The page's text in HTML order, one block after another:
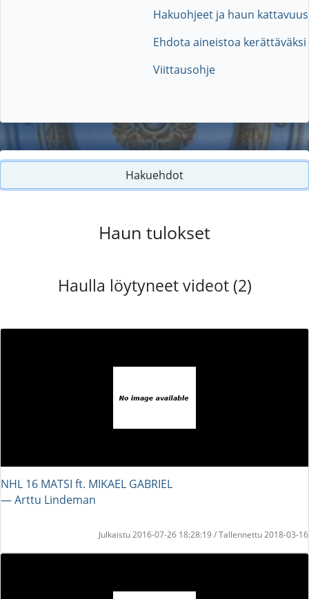
Hakuohjeet ja haun kattavuus
Ehdota aineistoa kerättäväksi
Viittausohje
Hakuehdot
Haun tulokset
Haulla löytyneet videot (2)
NHL 16 MATSI ft. MIKAEL GABRIEL
― Arttu Lindeman
Julkaistu 2016-07-26 18:28:19 / Tallennettu 2018-03-16